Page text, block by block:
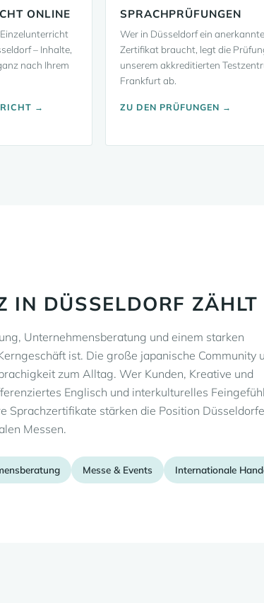
ONLINE
– Inhalte,
nach Ihrem
→
SPRACHPRÜFUNGEN
Wer in Düsseldorf ein
Zertifikat braucht, legt die
unserem akkreditierten
Frankfurt ab.
ZU DEN PRÜFUNGEN →
IN DÜSSELDORF ZÄHLT
Unternehmensberatung und einem starken
ist. Die große japanische Community
zum Alltag. Wer Kunden, Kreative und
Englisch und interkulturelles
Sprachzertifikate stärken die Position
Messen.
Messe & Events Internationale